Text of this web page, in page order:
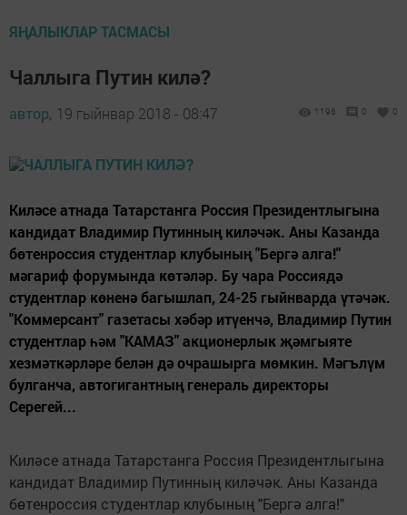
ЯҢАЛЫКЛАР ТАСМАСЫ
Чаллыга Путин килә?
автор, 19 гыйнвар 2018 - 08:47 1196 0 0
Киләсе атнада Татарстанга Россия Президентлыгына
кандидат Владимир Путинның киләчәк. Аны Казанда
бөтенроссия студентлар клубының "Бергә алга!"
мәгариф форумында көтәләр. Бу чара Россиядә
студентлар көненә багышлап, 24-25 гыйнварда үтәчәк.
"Коммерсант" газетасы хәбәр итүенчә, Владимир Путин
студентлар һәм "КАМАЗ" акционерлык җәмгыяте
хезмәткәрләре белән дә очрашырга мөмкин. Мәгълүм
булганча, автогигантның генераль директоры
Серегей...
Киләсе атнада Татарстанга Россия Президентлыгына
кандидат Владимир Путинның киләчәк. Аны Казанда
бөтенроссия студентлар клубының "Бергә алга!"